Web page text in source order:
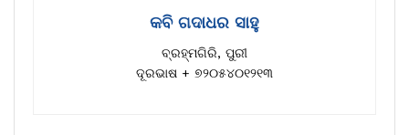
କବି ଗଦାଧର ସାହୁ
ବ୍ରହ୍ମଗିରି, ପୁରୀ
ଦୂରଭାଷ + ୭୨୦୫୪୦୧୨୧୩